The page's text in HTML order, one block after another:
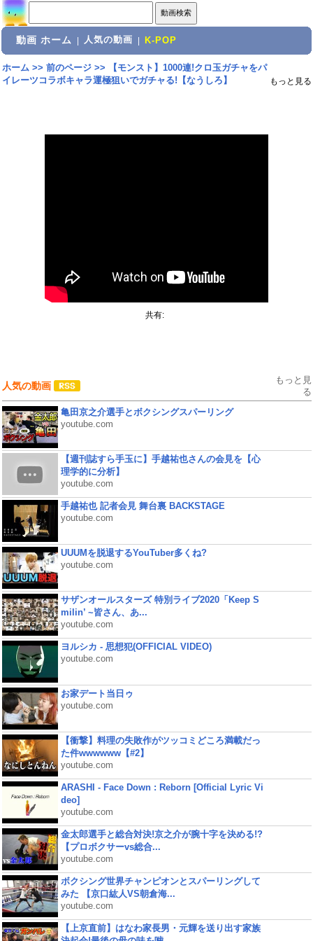
動画 ホーム 人気の動画 K-POP
ホーム>> 前のページ>>
【モンスト】1000連!クロ玉ガチャをパ
イレーツコラボキャラ運極狙いでガチャる!【なうしろ】
もっと見る
共有:
人気の動画
もっと見
る
亀田京之介選手とボクシングスパーリング
youtube.com
【週刊誌すら手玉に】手越祐也さんの会見を【心
理学的に分析】
youtube.com
手越祐也 記者会見 舞台裏 BACKSTAGE
youtube.com
UUUMを脱退するYouTuber多くね?
youtube.com
サザンオールスターズ 特別ライブ2020「Keep S
milin’ ~皆さん、あ...
youtube.com
ヨルシカ - 思想犯(OFFICIAL VIDEO)
youtube.com
お家デート当日ゥ
youtube.com
【衝撃】料理の失敗作がツッコミどころ満載だっ
た件wwwwww【#2】
youtube.com
ARASHI - Face Down : Reborn [Official Lyric Vi
deo]
youtube.com
金太郎選手と総合対決!京之介が腕十字を決める!?
【プロボクサーvs総合...
youtube.com
ボクシング世界チャンピオンとスパーリングして
みた 【京口紘人VS朝倉海...
youtube.com
【上京直前】はなわ家長男・元輝を送り出す家族